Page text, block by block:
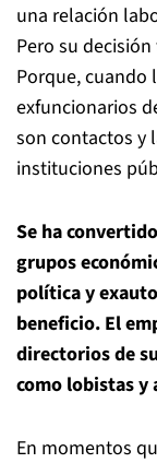
una relación
Pero su
Porque, cuando
exfuncionarios
son contactos y
instituciones
Se ha
grupos
política y
beneficio. El
directorios de
como lobistas y
En momentos